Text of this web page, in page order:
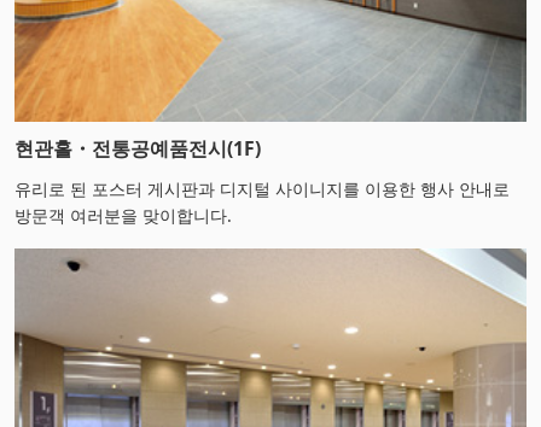
현관홀・전통공예품전시(1F)
유리로 된 포스터 게시판과 디지털 사이니지를 이용한 행사 안내로
방문객 여러분을 맞이합니다.